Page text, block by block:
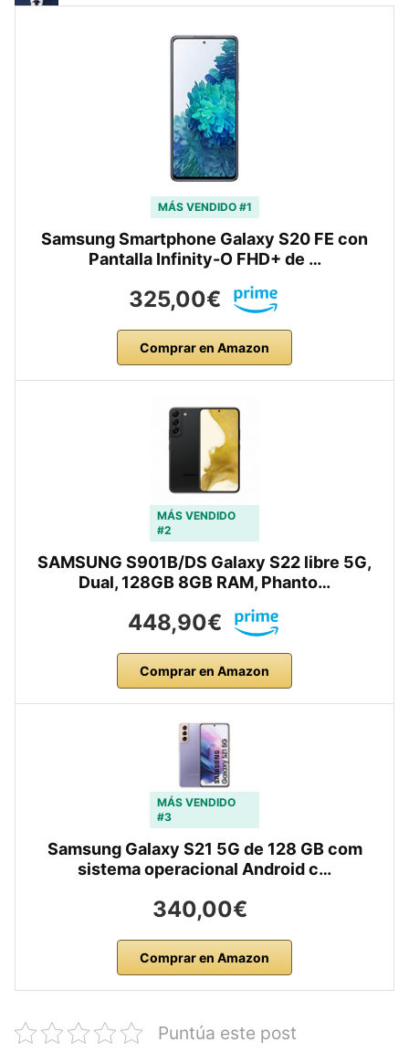
MÁS VENDIDO #1
Samsung Smartphone Galaxy S20 FE con
Pantalla Infinity-O FHD+ de …
325,00€
Comprar en Amazon
MÁS VENDIDO
#2
SAMSUNG S901B/DS Galaxy S22 libre 5G,
Dual, 128GB 8GB RAM, Phanto…
448,90€
Comprar en Amazon
MÁS VENDIDO
#3
Samsung Galaxy S21 5G de 128 GB com
sistema operacional Android c…
340,00€
Comprar en Amazon
Puntúa este post